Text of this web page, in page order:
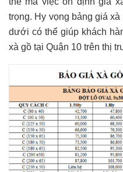
trọng. Hy vọng bảng giá
dưới có thể giúp khách
xà gồ tại Quận 10 trên thị